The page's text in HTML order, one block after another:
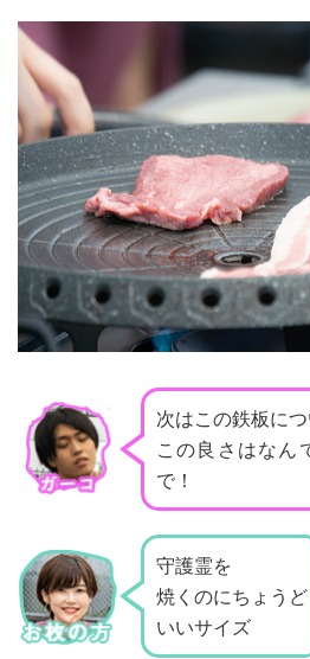
次はこの鉄板に
この良さはなん
で！
守護霊を
焼くのにちょうど
いいサイズ